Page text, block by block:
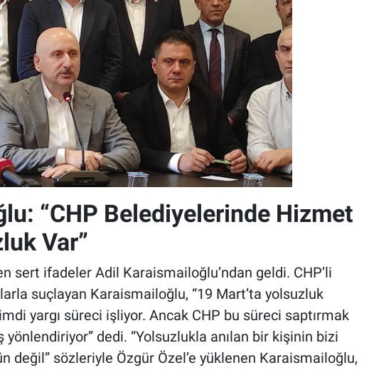
“CHP Belediyelerinde Hizmet
Var”
sert ifadeler Adil Karaismailoğlu’ndan geldi. CHP’li
suçlayan Karaismailoğlu, “19 Mart’ta yolsuzluk
yargı süreci işliyor. Ancak CHP bu süreci saptırmak
yönlendiriyor” dedi. “Yolsuzlukla anılan bir kişinin bizi
değil” sözleriyle Özgür Özel’e yüklenen Karaismailoğlu,